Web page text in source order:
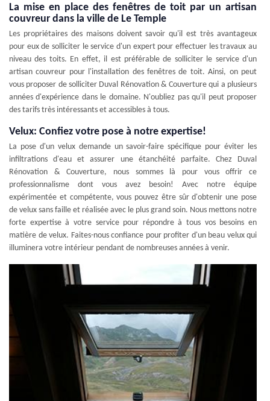
La mise en place des fenêtres de toit par un artisan
couvreur dans la ville de Le Temple
Les propriétaires des maisons doivent savoir qu'il est très avantageux
pour eux de solliciter le service d'un expert pour effectuer les travaux au
niveau des toits. En effet, il est préférable de solliciter le service d'un
artisan couvreur pour l'installation des fenêtres de toit. Ainsi, on peut
vous proposer de solliciter Duval Rénovation & Couverture qui a plusieurs
années d'expérience dans le domaine. N'oubliez pas qu'il peut proposer
des tarifs très intéressants et accessibles à tous.
Velux: Confiez votre pose à notre expertise!
La pose d'un velux demande un savoir-faire spécifique pour éviter les
infiltrations d'eau et assurer une étanchéité parfaite. Chez Duval
Rénovation & Couverture, nous sommes là pour vous offrir ce
professionnalisme dont vous avez besoin! Avec notre équipe
expérimentée et compétente, vous pouvez être sûr d'obtenir une pose
de velux sans faille et réalisée avec le plus grand soin. Nous mettons notre
forte expertise à votre service pour répondre à tous vos besoins en
matière de velux. Faites-nous confiance pour profiter d'un beau velux qui
illuminera votre intérieur pendant de nombreuses années à venir.